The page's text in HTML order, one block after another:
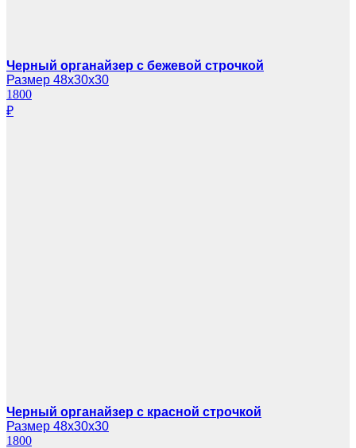
Черный органайзер с бежевой строчкой
Размер 48х30х30
1800
₽
Черный органайзер с красной строчкой
Размер 48х30х30
1800